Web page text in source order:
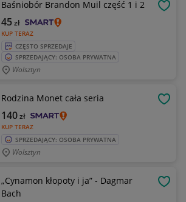
Baśniobór Brandon Muil część 1 i 2
KUP TERAZ
45zł
CZĘSTO SPRZEDAJE
SPRZEDAJĄCY: OSOBA PRYWATNA
Wolsztyn
Rodzina Monet cała seria
KUP TERAZ
140zł
SPRZEDAJĄCY: OSOBA PRYWATNA
Wolsztyn
„Cynamon kłopoty i ja” - Dagmar
Bach